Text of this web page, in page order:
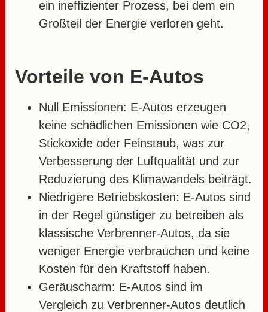
ein ineffizienter Prozess, bei dem ein
Großteil der Energie verloren geht.
Vorteile von E-Autos
Null Emissionen: E-Autos erzeugen
keine schädlichen Emissionen wie CO2,
Stickoxide oder Feinstaub, was zur
Verbesserung der Luftqualität und zur
Reduzierung des Klimawandels beiträgt.
Niedrigere Betriebskosten: E-Autos sind
in der Regel günstiger zu betreiben als
klassische Verbrenner-Autos, da sie
weniger Energie verbrauchen und keine
Kosten für den Kraftstoff haben.
Geräuscharm: E-Autos sind im
Vergleich zu Verbrenner-Autos deutlich